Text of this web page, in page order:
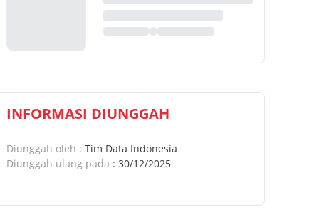
INFORMASI DIUNGGAH
Diunggah oleh : Tim Data Indonesia
Diunggah ulang pada : 30/12/2025